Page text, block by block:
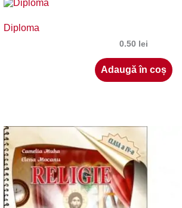
Diploma
0.50 lei
Adaugă în coș